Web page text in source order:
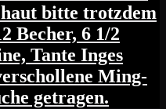
bitte trotzdem
Becher, 6 1/2
Tante Inges
Ming-
getragen.